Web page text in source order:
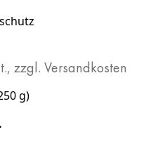
zzgl. Versandkosten
g)